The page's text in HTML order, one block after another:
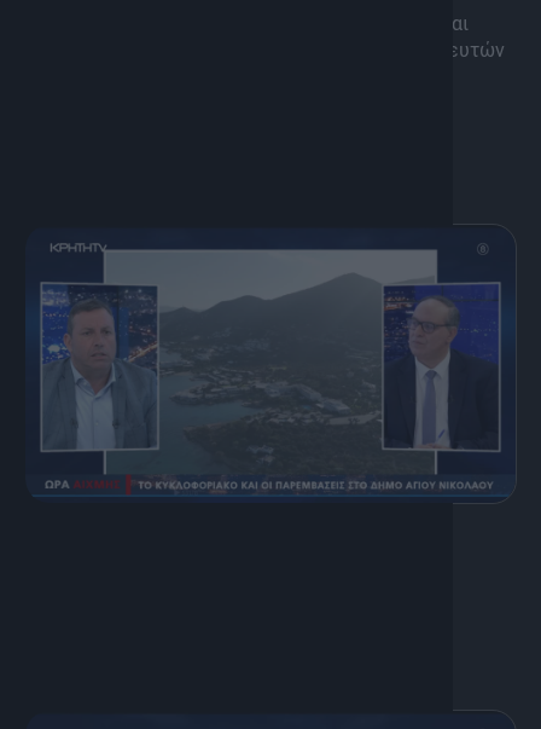
Τι δείχνουν οι αριθμοί για τον χώρο της υγείας και
ποιες είναι οι κόκκινες γραμμές γιατρών, νοσηλευτών